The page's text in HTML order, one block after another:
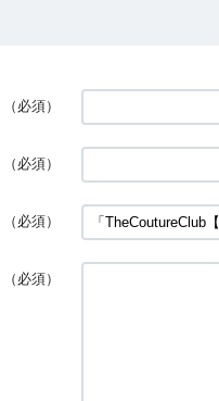
（必須）
（必須）
（必須）
（必須）